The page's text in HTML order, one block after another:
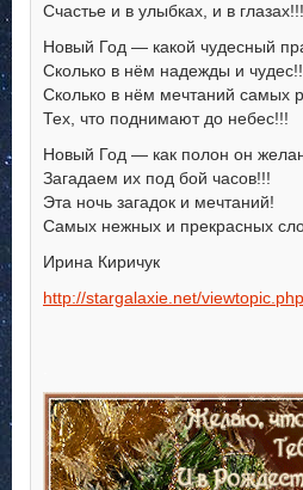
Счастье и в улыбках, и в глазах!!!
Новый Год — какой чудесный
Сколько в нём надежды и
Сколько в нём мечтаний самых
Тех, что поднимают до небес!!!
Новый Год — как полон он
Загадаем их под бой часов!!!
Эта ночь загадок и мечтаний!
Самых нежных и прекрасных
Ирина Киричук
http://stargalaxie.net/